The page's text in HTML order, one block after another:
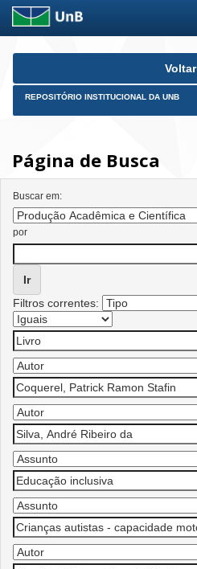
Skip
Voltar
REPOSITÓRIO INSTITUCIONAL DA UNB
Página de Busca
Buscar em:
por
Filtros correntes: